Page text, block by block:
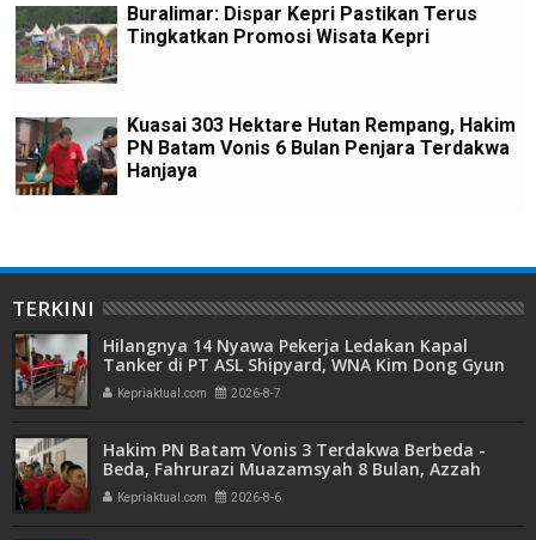
Buralimar: Dispar Kepri Pastikan Terus
Tingkatkan Promosi Wisata Kepri
Kuasai 303 Hektare Hutan Rempang, Hakim
PN Batam Vonis 6 Bulan Penjara Terdakwa
Hanjaya
TERKINI
Hilangnya 14 Nyawa Pekerja Ledakan Kapal
Tanker di PT ASL Shipyard, WNA Kim Dong Gyun
Hanya Dituntut 1 Tahun 6 Bulan
Kepriaktual.com 2026-8-7
Hakim PN Batam Vonis 3 Terdakwa Berbeda -
Beda, Fahrurazi Muazamsyah 8 Bulan, Azzah
Azzurah dan Risma Divonis 2 Tahun 6 Bulan
Kepriaktual.com 2026-8-6